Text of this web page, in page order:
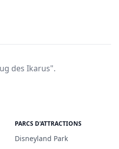
des Ikarus".
PARCS D'ATTRACTIONS
Disneyland Park